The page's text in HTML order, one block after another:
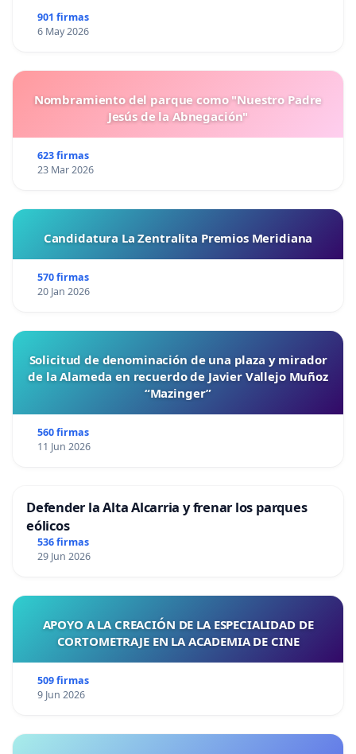
901 firmas
6 May 2026
Nombramiento del parque como "Nuestro Padre
Jesús de la Abnegación"
623 firmas
23 Mar 2026
Candidatura La Zentralita Premios Meridiana
570 firmas
20 Jan 2026
Solicitud de denominación de una plaza y mirador
de la Alameda en recuerdo de Javier Vallejo Muñoz
“Mazinger”
560 firmas
11 Jun 2026
Defender la Alta Alcarria y frenar los parques
eólicos
536 firmas
29 Jun 2026
APOYO A LA CREACIÓN DE LA ESPECIALIDAD DE
CORTOMETRAJE EN LA ACADEMIA DE CINE
509 firmas
9 Jun 2026